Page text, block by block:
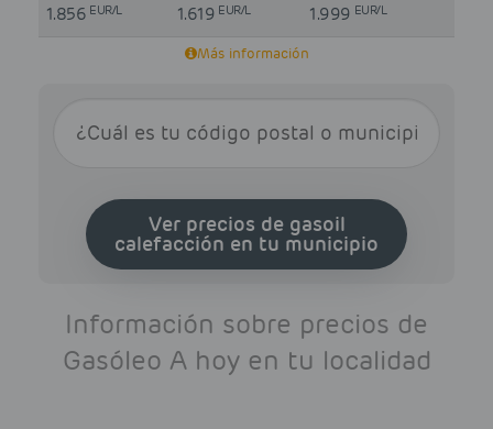
1.856 EUR/L 1.619 EUR/L 1.999 EUR/L
Más información
Ver precios de gasoil
calefacción en tu municipio
Información sobre precios de
Gasóleo A hoy en tu localidad